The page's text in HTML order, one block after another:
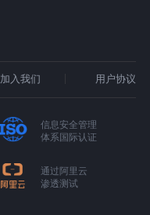
加入我们 用户协议
信息安全管理
体系国际认证
通过阿里云
渗透测试